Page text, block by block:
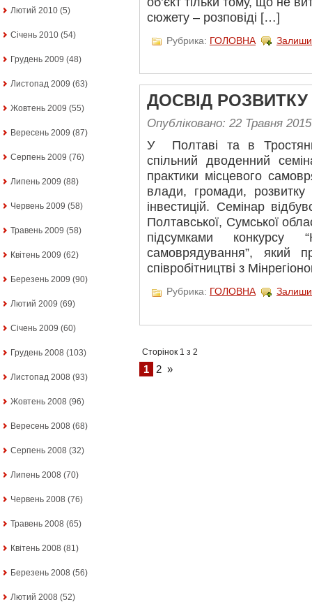
Лютий 2010 (5)
Січень 2010 (54)
Грудень 2009 (48)
Листопад 2009 (63)
Жовтень 2009 (55)
Вересень 2009 (87)
Серпень 2009 (76)
Липень 2009 (88)
Червень 2009 (58)
Травень 2009 (58)
Квітень 2009 (62)
Березень 2009 (90)
Лютий 2009 (69)
Січень 2009 (60)
Грудень 2008 (103)
Листопад 2008 (93)
Жовтень 2008 (96)
Вересень 2008 (68)
Серпень 2008 (32)
Липень 2008 (70)
Червень 2008 (76)
Травень 2008 (65)
Квітень 2008 (81)
Березень 2008 (56)
Лютий 2008 (52)
сюжету – розповіді […]
Рубрика: ГОЛОВНА
ДОСВІД РОЗВИТКУ
Опубліковано: 22 Травня 2015
У Полтаві та в
спільний дводенний
практики місцевого
влади, громади, розвитку
інвестицій. Семінар
Полтавської, Сумської
підсумками конкурсу
самоврядування”, який
співробітництві з
Рубрика: ГОЛОВНА
Сторінок 1 з 2
1 2 »